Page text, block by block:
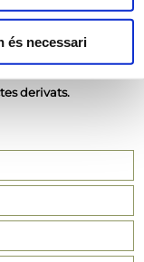
és necessari
derivats.